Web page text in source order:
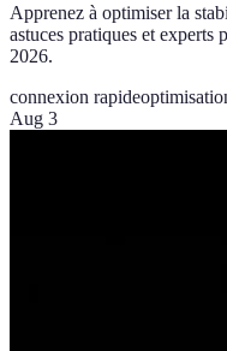
Apprenez à optimiser la
astuces pratiques et experts
2026.
connexion rapide
Aug 3